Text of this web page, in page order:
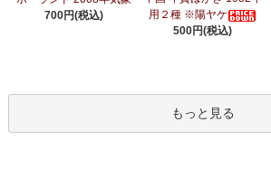
700円(税込)
用２種 ※陽ヤケ
500円(税込)
もっと見る